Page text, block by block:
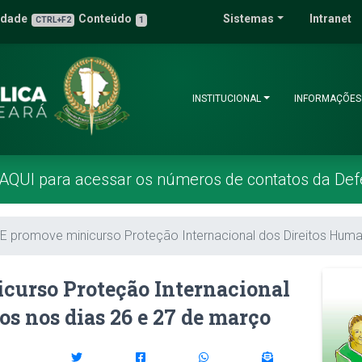
do Estado
de Acessibilidade
CTRL+F2 Conteúdo 1 Sistemas Intranet
INSTITUCIONAL
para acessar os números de contatos da
promove minicurso Proteção Internacional dos Direitos
Proteção Internacional
nos dias 26 e 27 de março